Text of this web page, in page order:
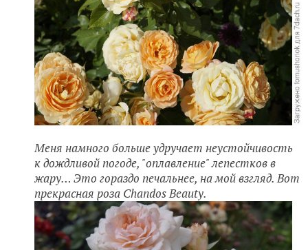
Меня намного больше удручает неустойчивость
к дождливой погоде, "оплавление" лепестков в
жару… Это гораздо печальнее, на мой взгляд. Вот
прекрасная роза Chandos Beauty.